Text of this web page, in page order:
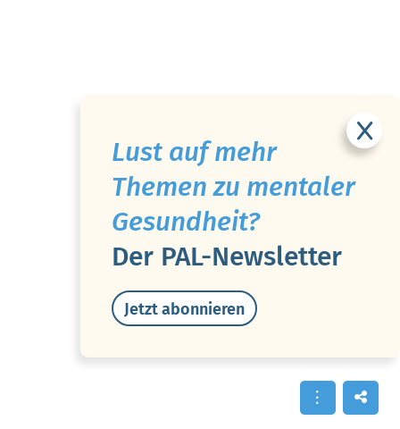
Lust auf mehr
Themen zu mentaler
Gesundheit?
Der PAL-Newsletter
Jetzt abonnieren